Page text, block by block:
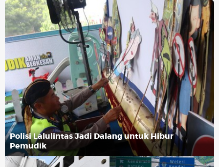
Polisi Lalulintas Jadi Dalang untuk Hibur
Pemudik